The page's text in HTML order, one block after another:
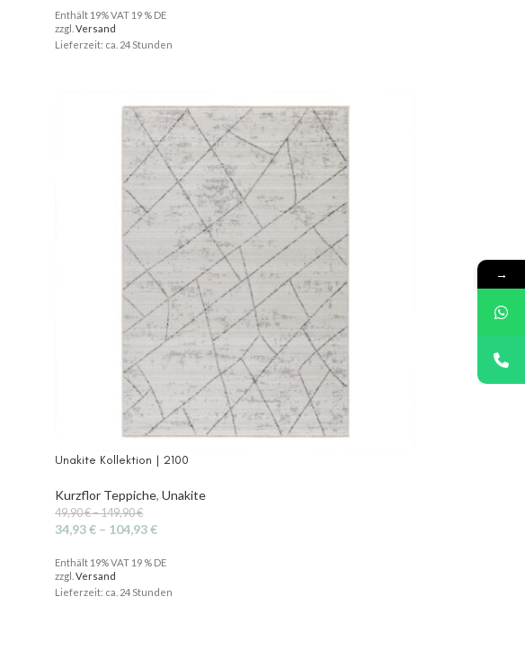
Enthält 19% VAT 19 % DE
zzgl.Versand
Lieferzeit: ca. 24 Stunden
Unakite Kollektion | 2100
Kurzflor Teppiche, Unakite
49,90€–149,90€
34,93€ – 104,93€
Enthält 19% VAT 19 % DE
zzgl.Versand
Lieferzeit: ca. 24 Stunden
→